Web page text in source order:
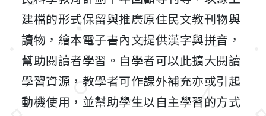
建檔的形式保留與推廣原住民文教刊物與
讀物，繪本電子書內文提供漢字與拼音，
幫助閱讀者學習。自學者可以此擴大閱讀
學習資源，教學者可作課外補充亦或引起
動機使用，並幫助學生以自主學習的方式